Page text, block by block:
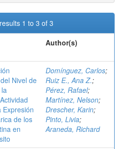
1 to 3 of 3
Author(s)
Nivel de
Expresión
de los
en
Domínguez, Carlos;
Ruiz E., Ana Z.;
Pérez, Rafael;
Martínez, Nelson;
Drescher, Karin;
Pinto, Livia;
Araneda, Richard